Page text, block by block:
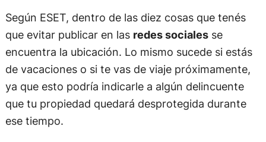
Según ESET, dentro de las diez cosas que tenés
que evitar publicar en las redes socialesse
encuentra la ubicación. Lo mismo sucede si estás
de vacaciones o si te vas de viaje próximamente,
ya que esto podría indicarle a algún delincuente
que tu propiedad quedará desprotegida durante
ese tiempo.